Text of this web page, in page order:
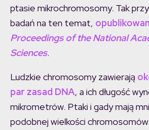
ptasie mikrochromosomy. Tak
badań na ten temat,
Proceedings of the National
Sciences.
Ludzkie chromosomy zawierają
par zasad DNA, a ich długość
mikrometrów. Ptaki i gady mają
podobnej wielkości